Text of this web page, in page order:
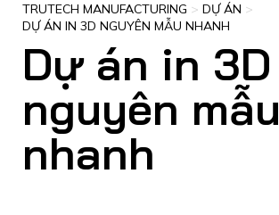
TRUTECH MANUFACTURING > DỰ ÁN >
DỰ ÁN IN 3D NGUYÊN MẪU NHANH
Dự án in 3D
nguyên mẫu
nhanh